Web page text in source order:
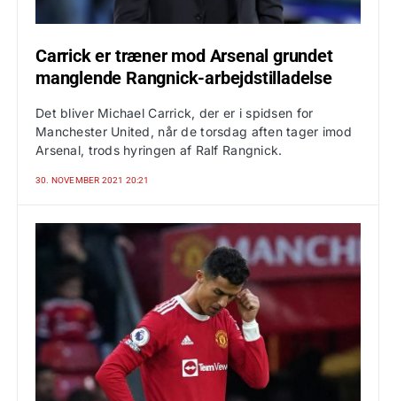
Carrick er træner mod Arsenal grundet
manglende Rangnick-arbejdstilladelse
Det bliver Michael Carrick, der er i spidsen for
Manchester United, når de torsdag aften tager imod
Arsenal, trods hyringen af Ralf Rangnick.
30. NOVEMBER 2021 20:21